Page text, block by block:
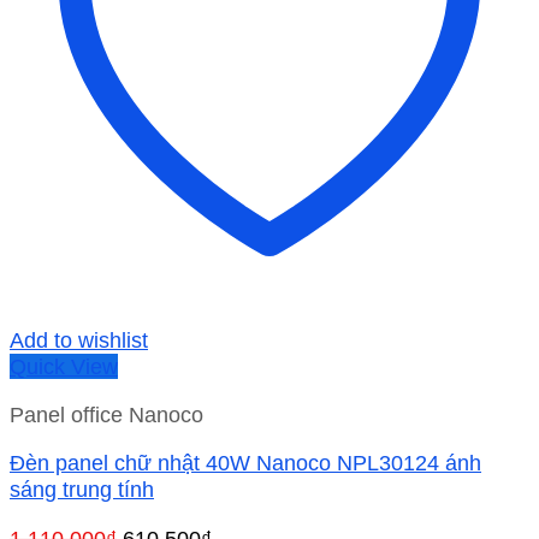
Add to wishlist
Quick View
Panel office Nanoco
Đèn panel chữ nhật 40W Nanoco NPL30124 ánh
sáng trung tính